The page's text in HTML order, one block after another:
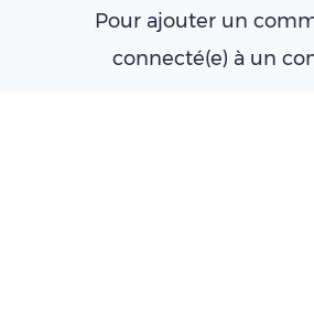
Pour ajouter un
connecté(e) à un